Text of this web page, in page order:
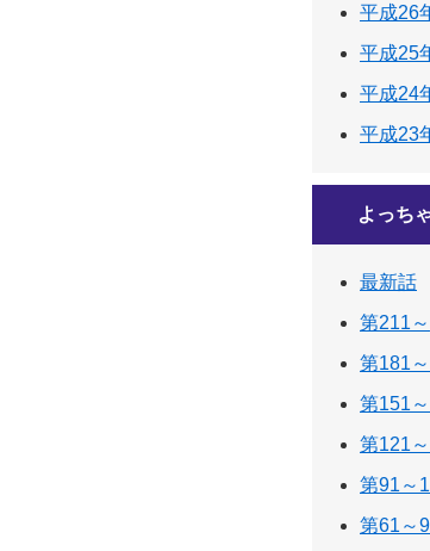
平成26
平成25
平成24
平成23
よっち
最新話
第211～
第181
第151
第121
第91～
第61～